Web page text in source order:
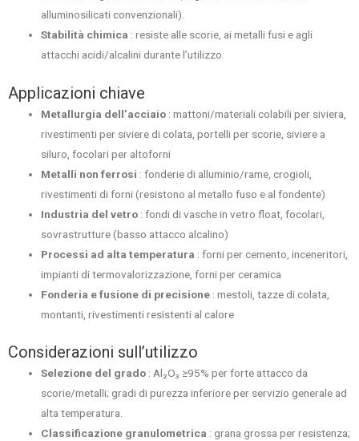
alluminosilicati convenzionali).
Stabilità chimica : resiste alle scorie, ai metalli fusi e agli
attacchi acidi/alcalini durante l’utilizzo.
Applicazioni chiave
Metallurgia dell’acciaio : mattoni/materiali colabili per siviera,
rivestimenti per siviere di colata, portelli per scorie, siviere a
siluro, focolari per altoforni
Metalli non ferrosi : fonderie di alluminio/rame, crogioli,
rivestimenti di forni (resistono al metallo fuso e al fondente)
Industria del vetro : fondi di vasche in vetro float, focolari,
sovrastrutture (basso attacco alcalino)
Processi ad alta temperatura : forni per cemento, inceneritori,
impianti di termovalorizzazione, forni per ceramica
Fonderia e fusione di precisione : mestoli, tazze di colata,
montanti, rivestimenti resistenti al calore
Considerazioni sull’utilizzo
Selezione del grado : Al₂O₃ ≥95% per forte attacco da
scorie/metalli; gradi di purezza inferiore per servizio generale ad
alta temperatura.
Classificazione granulometrica : grana grossa per resistenza;